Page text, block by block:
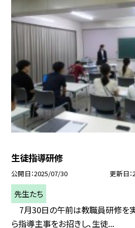
生徒指導研修
公開日 2025/07/30 更新日
先生たち
7月30日の午前は教職員研修を
ら指導主事をお招きし、生徒...